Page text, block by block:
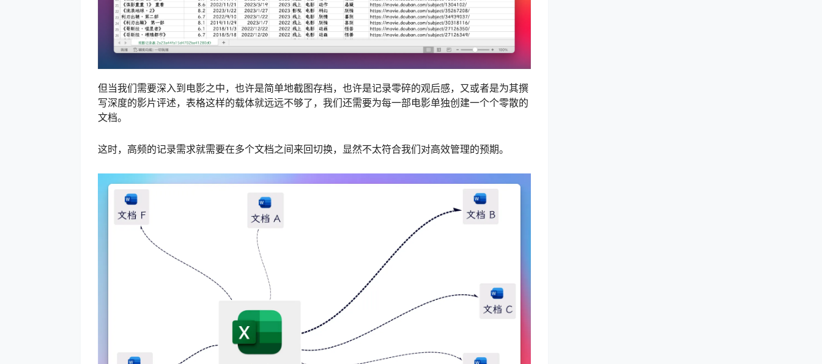
但当我们需要深入到电影之中，也许是简单地截图存档，也许是记录零碎的观后感，又或者是为其撰
写深度的影片评述，表格这样的载体就远远不够了，我们还需要为每一部电影单独创建一个个零散的
文档。
这时，高频的记录需求就需要在多个文档之间来回切换，显然不太符合我们对高效管理的预期。